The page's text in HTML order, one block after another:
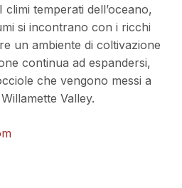
temperati dell’oceano,
si incontrano con i ricchi
un ambiente di coltivazione
continua ad espandersi,
che vengono messi a
Valley.